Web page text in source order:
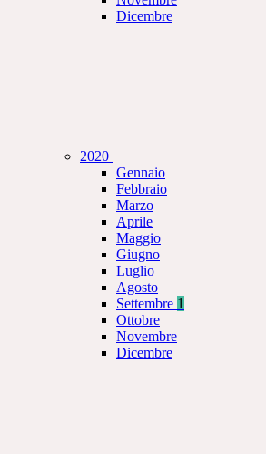
Dicembre
2020
Gennaio
Febbraio
Marzo
Aprile
Maggio
Giugno
Luglio
Agosto
Settembre 1
Ottobre
Novembre
Dicembre